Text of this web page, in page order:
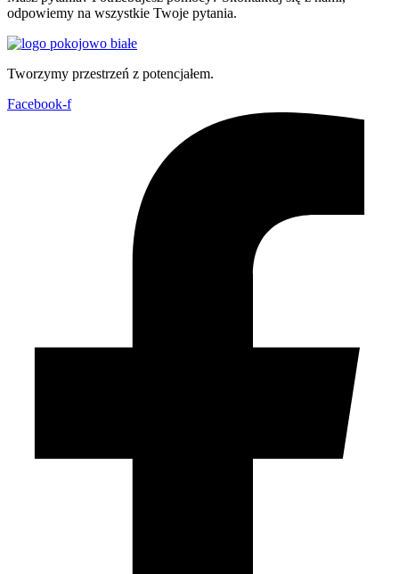
odpowiemy na wszystkie Twoje pytania.
Tworzymy przestrzeń z potencjałem.
Facebook-f